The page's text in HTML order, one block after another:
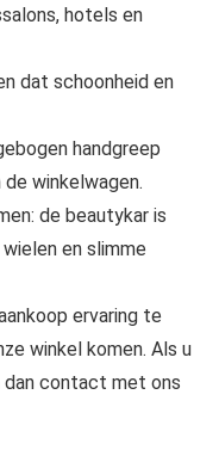
hotels en
dat schoonheid en
handgreep
winkelwagen.
de beautykar is
en slimme
ervaring te
winkel komen. Als u
contact met ons